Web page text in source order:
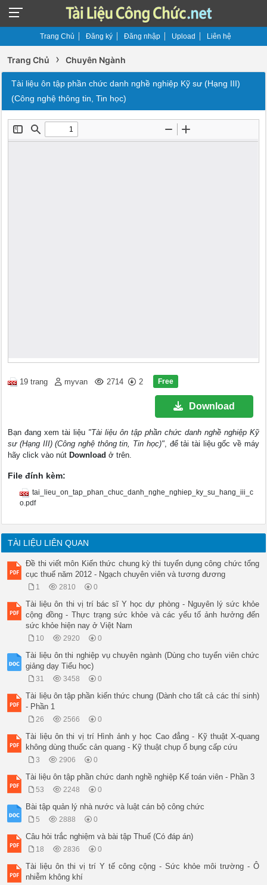
Trang Chủ Đăng ký Đăng nhập Upload Liên hệ
Trang Chủ › Chuyên Ngành
Tài liệu ôn tập phần chức danh nghề nghiệp Kỹ sư (Hạng III)
(Công nghệ thông tin, Tin học)
19 trang myvan 2714 2 Free
Download
Bạn đang xem tài liệu "Tài liệu ôn tập phần chức danh nghề nghiệp Kỹ
sư (Hạng III) (Công nghệ thông tin, Tin học)", để tải tài liệu gốc về máy
hãy click vào nút Download ở trên.
File đính kèm:
tai_lieu_on_tap_phan_chuc_danh_nghe_nghiep_ky_su_hang_iii_c
o.pdf
TÀI LIỆU LIÊN QUAN
Đề thi viết môn Kiến thức chung kỳ thi tuyển dụng công chức tổng
cục thuế năm 2012 - Ngạch chuyên viên và tương đương
1 2810 0
Tài liệu ôn thi vị trí bác sĩ Y học dự phòng - Nguyên lý sức khỏe
cộng đồng - Thực trạng sức khỏe và các yếu tố ảnh hưởng đến
sức khỏe hiện nay ở Việt Nam
10 2920 0
Tài liệu ôn thi nghiệp vụ chuyên ngành (Dùng cho tuyển viên chức
giảng dạy Tiểu học)
31 3458 0
Tài liệu ôn tập phần kiến thức chung (Dành cho tất cả các thí sinh)
- Phần 1
26 2566 0
Tài liệu ôn thi vị trí Hình ảnh y học Cao đẳng - Kỹ thuật X-quang
không dùng thuốc cản quang - Kỹ thuật chụp ổ bụng cấp cứu
3 2906 0
Tài liệu ôn tập phần chức danh nghề nghiệp Kế toán viên - Phần 3
53 2248 0
Bài tập quản lý nhà nước và luật cán bộ công chức
5 2888 0
Câu hỏi trắc nghiệm và bài tập Thuế (Có đáp án)
18 2836 0
Tài liệu ôn thi vị trí Y tế công cộng - Sức khỏe môi trường - Ô
nhiễm không khí